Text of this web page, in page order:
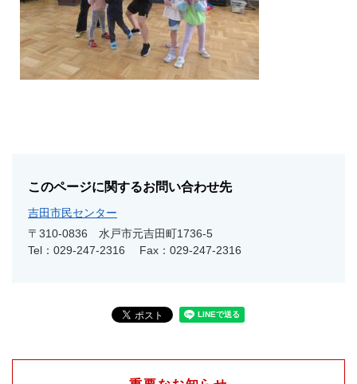
このページに関するお問い合わせ先
吉田市民センター
〒310-0836
水戸市元吉田町1736-5
Tel：029-247-2316
Fax：029-247-2316